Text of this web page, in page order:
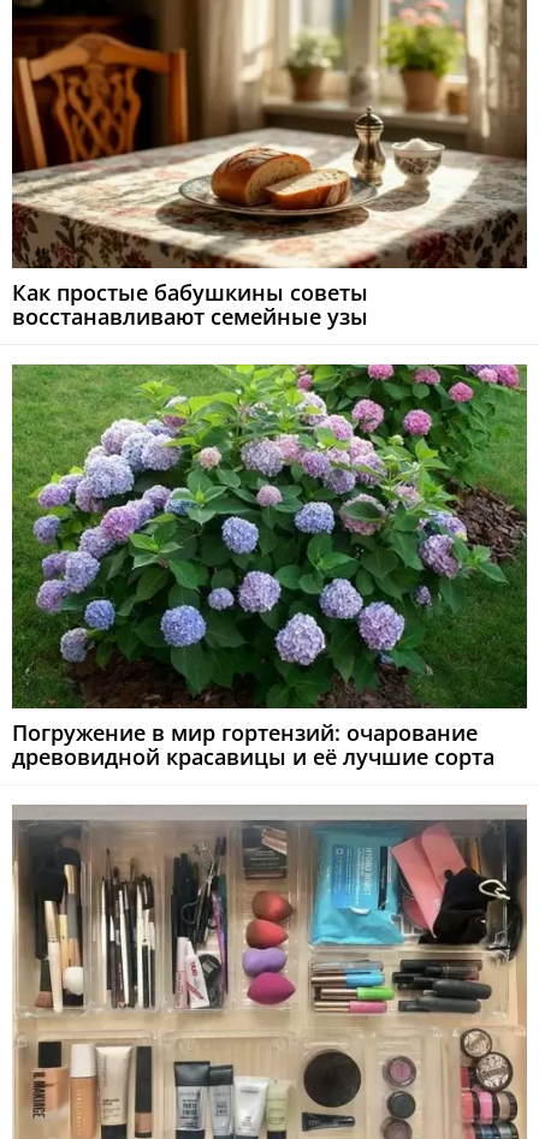
Как простые бабушкины советы
восстанавливают семейные узы
Погружение в мир гортензий: очарование
древовидной красавицы и её лучшие сорта